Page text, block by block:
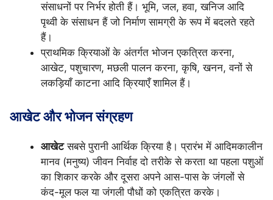
संसाधनों पर निर्भर होती हैं। भूमि, जल, हवा, खनिज आदि
पृथ्वी के संसाधन हैं जो निर्माण सामग्री के रूप में बदलते रहते
हैं।
प्राथमिक क्रियाओं के अंतर्गत भोजन एकत्रित करना,
आखेट, पशुचारण, मछली पालन करना, कृषि, खनन, वनों से
लकड़ियाँ काटना आदि क्रियाएँ शामिल हैं।
आखेट और भोजन संग्रहण
आखेटसबसे पुरानी आर्थिक क्रिया है। प्रारंभ में आदिमकालीन
मानव (मनुष्य) जीवन निर्वाह दो तरीके से करता था पहला पशुओं
का शिकार करके और दूसरा अपने आस-पास के जंगलों से
कंद-मूल फल या जंगली पौधों को एकत्रित करके।